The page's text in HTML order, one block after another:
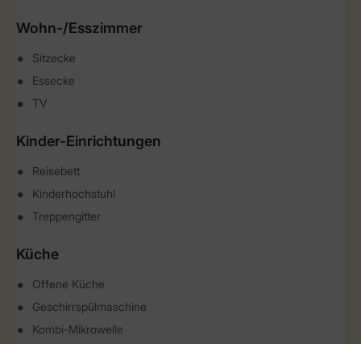
Wohn-/Esszimmer
Sitzecke
Essecke
TV
Kinder-Einrichtungen
Reisebett
Kinderhochstuhl
Treppengitter
Küche
Offene Küche
Geschirrspülmaschine
Kombi-Mikrowelle